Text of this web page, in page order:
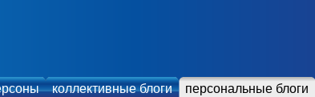
коллективные блоги персональные блоги